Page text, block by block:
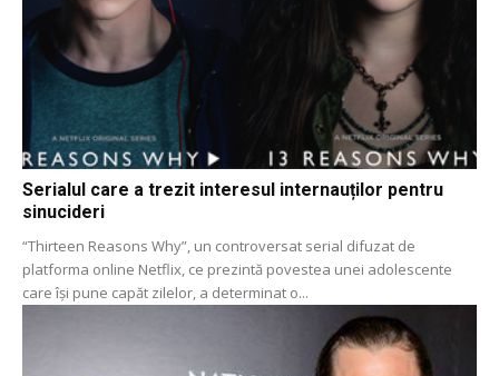
Serialul care a trezit interesul internauților pentru
sinucideri
“Thirteen Reasons Why”, un controversat serial difuzat de
platforma online Netflix, ce prezintă povestea unei adolescente
care își pune capăt zilelor, a determinat o...